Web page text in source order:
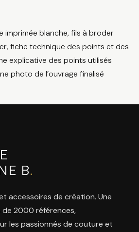
imprimée blanche, fils à broder
fiche technique des points et des
explicative des points utilisés
photo de l’ouvrage finalisé
B.
accessoires de création. Une
2000 références,
les passionnés de couture et